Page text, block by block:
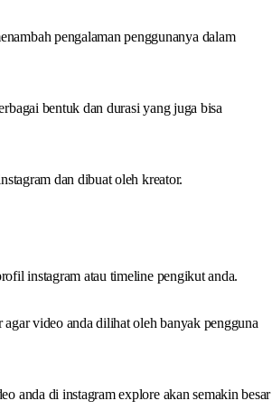
pengalaman penggunanya dalam
bentuk dan durasi yang juga bisa
dan dibuat oleh kreator.
instagram atau timeline pengikut anda.
video anda dilihat oleh banyak pengguna
anda di instagram explore akan semakin besar